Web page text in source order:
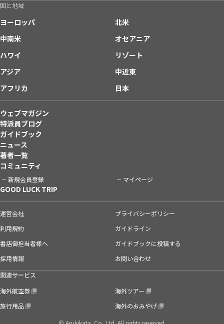
国と地域
ヨーロッパ
北米
中南米
オセアニア
ハワイ
リゾート
アジア
中近東
アフリカ
日本
ウェブマガジン
特派員ブログ
ガイドブック
ニュース
著者一覧
コミュニティ
新規会員登録 マイページ
GOOD LUCK TRIP
運営会社
プライバシーポリシー
利用規約
ガイドライン
書店御担当者様へ
ガイドブックに投稿する
採用情報
お問い合わせ
関連サービス
海外航空券
海外ツアー
旅行用品
海外のおみやげ